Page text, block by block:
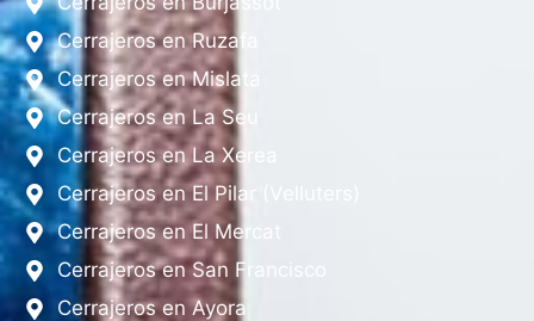
Cerrajeros en Ruzafa
Cerrajeros en Mislata
Cerrajeros en La Seu
Cerrajeros en La Xerea
Cerrajeros en El Pilar (Velluters)
Cerrajeros en El Mercat
Cerrajeros en San Francisco
Cerrajeros en Ayora